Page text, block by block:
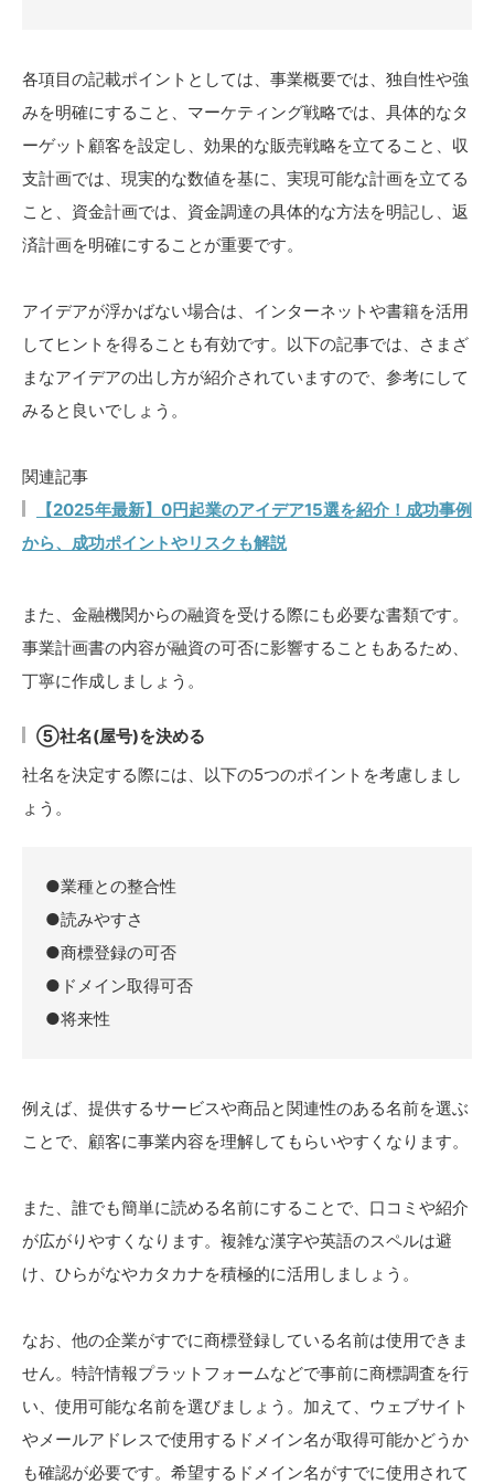
各項目の記載ポイントとしては、事業概要では、独自性や強
みを明確にすること、マーケティング戦略では、具体的なタ
ーゲット顧客を設定し、効果的な販売戦略を立てること、収
支計画では、現実的な数値を基に、実現可能な計画を立てる
こと、資金計画では、資金調達の具体的な方法を明記し、返
済計画を明確にすることが重要です。
アイデアが浮かばない場合は、インターネットや書籍を活用
してヒントを得ることも有効です。以下の記事では、さまざ
まなアイデアの出し方が紹介されていますので、参考にして
みると良いでしょう。
関連記事
【2025年最新】0円起業のアイデア15選を紹介！成功事例
から、成功ポイントやリスクも解説
また、金融機関からの融資を受ける際にも必要な書類です。
事業計画書の内容が融資の可否に影響することもあるため、
丁寧に作成しましょう。
⑤社名(屋号)を決める
社名を決定する際には、以下の5つのポイントを考慮しまし
ょう。
●業種との整合性
●読みやすさ
●商標登録の可否
●ドメイン取得可否
●将来性
例えば、提供するサービスや商品と関連性のある名前を選ぶ
ことで、顧客に事業内容を理解してもらいやすくなります。
また、誰でも簡単に読める名前にすることで、口コミや紹介
が広がりやすくなります。複雑な漢字や英語のスペルは避
け、ひらがなやカタカナを積極的に活用しましょう。
なお、他の企業がすでに商標登録している名前は使用できま
せん。特許情報プラットフォームなどで事前に商標調査を行
い、使用可能な名前を選びましょう。加えて、ウェブサイト
やメールアドレスで使用するドメイン名が取得可能かどうか
も確認が必要です。希望するドメイン名がすでに使用されて